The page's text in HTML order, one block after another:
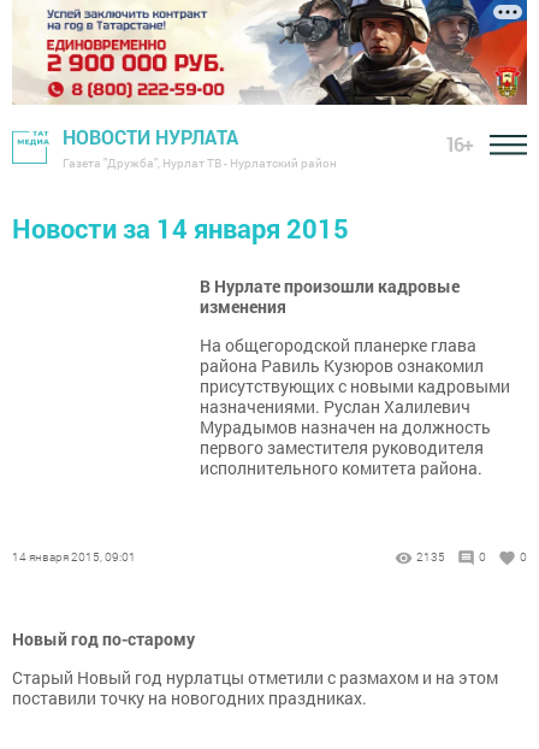
НОВОСТИ НУРЛАТА
Газета "Дружба", Нурлат ТВ - Нурлатский район
16+
Новости за 14 января 2015
В Нурлате произошли кадровые
изменения
На общегородской планерке глава
района Равиль Кузюров ознакомил
присутствующих с новыми кадровыми
назначениями. Руслан Халилевич
Мурадымов назначен на должность
первого заместителя руководителя
исполнительного комитета района.
14 января 2015, 09:01 2135 0 0
Новый год по-старому
Старый Новый год нурлатцы отметили с размахом и на этом
поставили точку на новогодних праздниках.